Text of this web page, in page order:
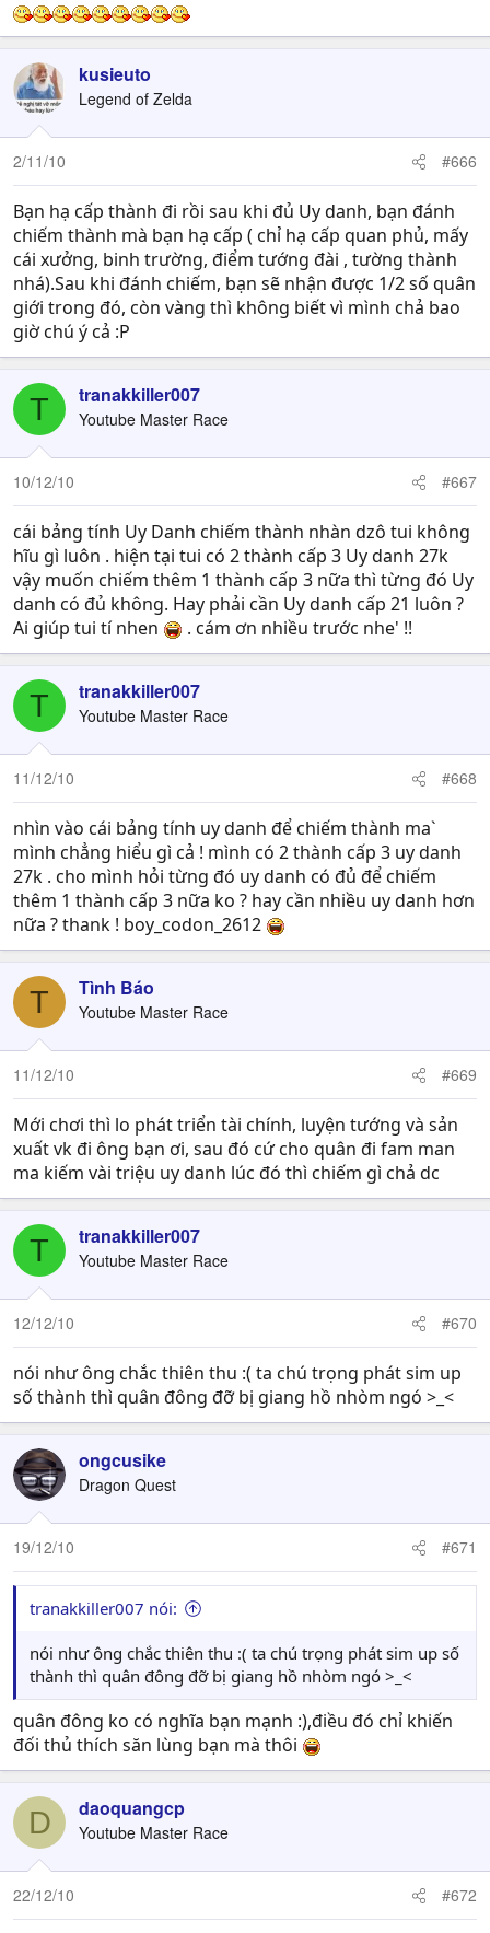
kusieuto
Legend of Zelda
2/11/10 #666
Bạn hạ cấp thành đi rồi sau khi đủ Uy danh, bạn đánh
chiếm thành mà bạn hạ cấp ( chỉ hạ cấp quan phủ, mấy
cái xưởng, binh trường, điểm tướng đài , tường thành
nhá).Sau khi đánh chiếm, bạn sẽ nhận được 1/2 số quân
giới trong đó, còn vàng thì không biết vì mình chả bao
giờ chú ý cả :P
T tranakkiller007
Youtube Master Race
10/12/10 #667
cái bảng tính Uy Danh chiếm thành nhàn dzô tui không
hĩu gì luôn . hiện tại tui có 2 thành cấp 3 Uy danh 27k
vậy muốn chiếm thêm 1 thành cấp 3 nữa thì từng đó Uy
danh có đủ không. Hay phải cần Uy danh cấp 21 luôn ?
Ai giúp tui tí nhen
. cám ơn nhiều trước nhe' !!
T tranakkiller007
Youtube Master Race
11/12/10 #668
nhìn vào cái bảng tính uy danh để chiếm thành ma`
mình chẳng hiểu gì cả ! mình có 2 thành cấp 3 uy danh
27k . cho mình hỏi từng đó uy danh có đủ để chiếm
thêm 1 thành cấp 3 nữa ko ? hay cần nhiều uy danh hơn
nữa ? thank ! boy_codon_2612
T Tình Báo
Youtube Master Race
11/12/10 #669
Mới chơi thì lo phát triển tài chính, luyện tướng và sản
xuất vk đi ông bạn ơi, sau đó cứ cho quân đi fam man
ma kiếm vài triệu uy danh lúc đó thì chiếm gì chả dc
T tranakkiller007
Youtube Master Race
12/12/10 #670
nói như ông chắc thiên thu :( ta chú trọng phát sim up
số thành thì quân đông đỡ bị giang hồ nhòm ngó >_<
ongcusike
Dragon Quest
19/12/10 #671
tranakkiller007 nói:
nói như ông chắc thiên thu :( ta chú trọng phát sim up số
thành thì quân đông đỡ bị giang hồ nhòm ngó >_<
quân đông ko có nghĩa bạn mạnh :),điều đó chỉ khiến
đối thủ thích săn lùng bạn mà thôi
D daoquangcp
Youtube Master Race
22/12/10 #672